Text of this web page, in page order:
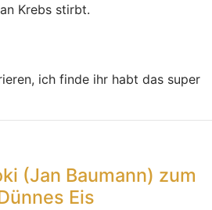
Krebs stirbt.
ich finde ihr habt das super
(Jan Baumann) zum
Eis